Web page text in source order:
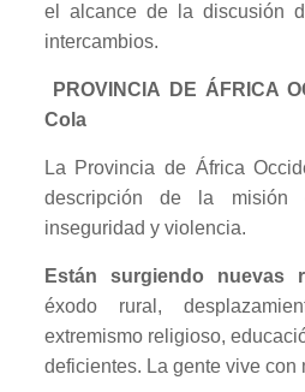
el alcance de la discusión
intercambios.
PROVINCIA DE ÁFRICA
Cola
La Provincia de África
descripción de la
inseguridad y violencia.
Están surgiendo nuevas
éxodo rural,
extremismo religioso,
deficientes. La gente vive con